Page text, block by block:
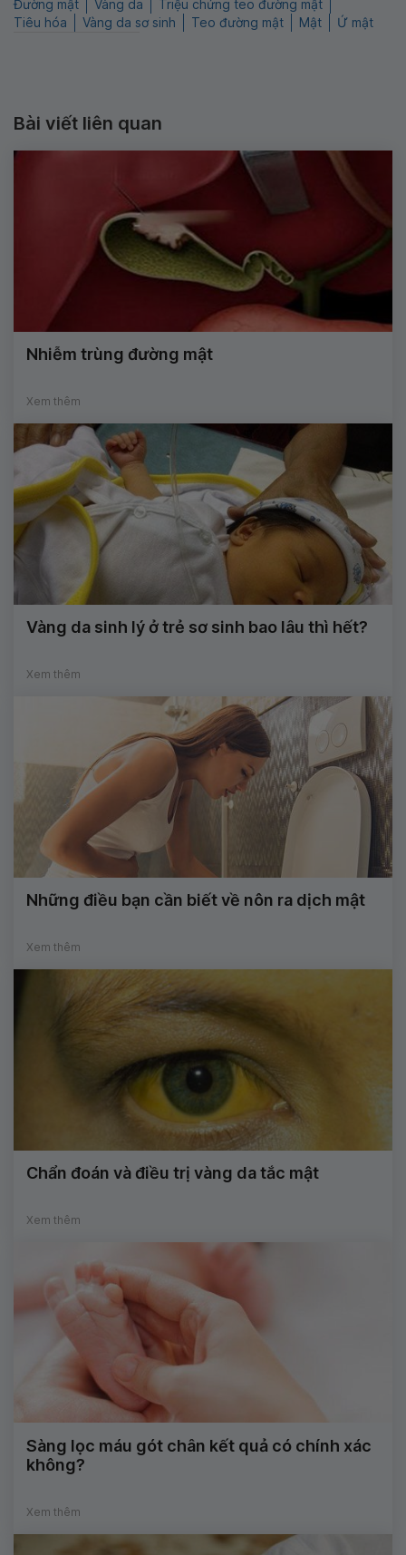
Đường mật Vàng da
Triệu chứng teo đường mật
Tiêu hóa
Vàng da sơ sinh Teo đường mật Mật Ứ mật
Bài viết liên quan
Nhiễm trùng đường mật
Xem thêm
Vàng da sinh lý ở trẻ sơ sinh bao lâu thì hết?
Xem thêm
Những điều bạn cần biết về nôn ra dịch mật
Xem thêm
Chẩn đoán và điều trị vàng da tắc mật
Xem thêm
Sàng lọc máu gót chân kết quả có chính xác
không?
Xem thêm